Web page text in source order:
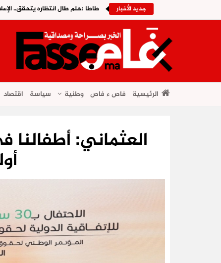
جديد الأخبار طاطا :حلم طال انتظاره يتحقق..
الرئيسية فاص ء فاص وطنية سياسة اقتصاد
العثماني: